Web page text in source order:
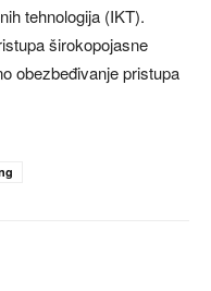
tehnologija (IKT).
širokopojasne
obezbeđivanje pristupa